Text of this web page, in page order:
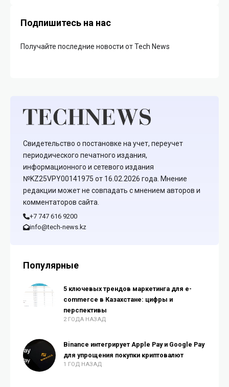
Подпишитесь на нас
Получайте последние новости от Tech News
Свидетельство о постановке на учет, переучет
периодического печатного издания,
информационного и сетевого издания
№KZ25VPY00141975 от 16.02.2026 года. Мнение
редакции может не совпадать с мнением авторов и
комментаторов сайта.
+7 747 616 9200
info@tech-news.kz
Популярные
5 ключевых трендов маркетинга для e-
commerce в Казахстане: цифры и
перспективы
2 ГОДА НАЗАД
Binance интегрирует Apple Pay и Google Pay
для упрощения покупки криптовалют
1 ГОД НАЗАД